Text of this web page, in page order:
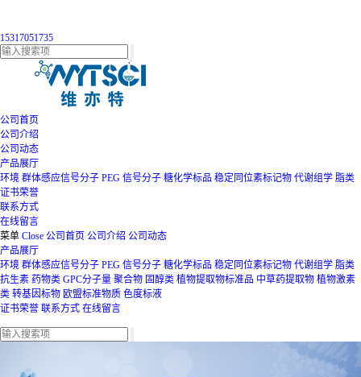
15317051735
公司首页
公司介绍
公司动态
产品展厅
环境 群体感应信号分子 PEG 信号分子 糖化学标品 稳定同位素标记物 代谢组学 脂类
证书荣誉
联系方式
在线留言
菜单 Close 公司首页 公司介绍 公司动态
产品展厅
环境 群体感应信号分子 PEG 信号分子 糖化学标品 稳定同位素标记物 代谢组学 脂类
抗生素 药物类 GPC分子量 聚合物 固醇类 植物提取物标准品 中草药提取物 植物激素
类 转基因标物 欧盟标准物质 色度标液
证书荣誉 联系方式 在线留言